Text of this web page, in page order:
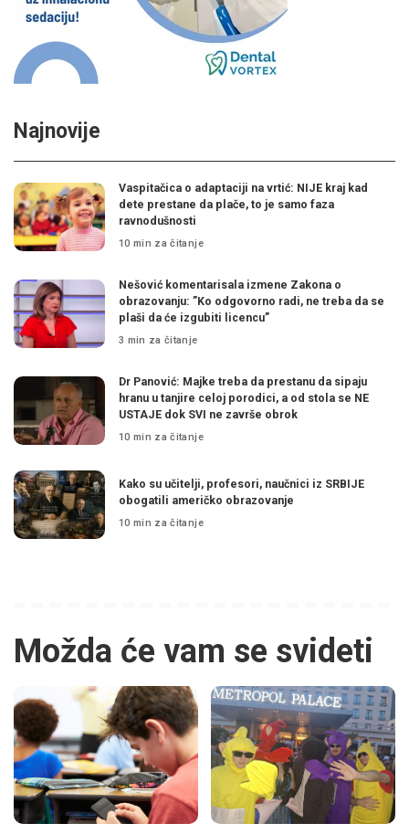
Najnovije
Vaspitačica o adaptaciji na vrtić: NIJE kraj kad
dete prestane da plače, to je samo faza
ravnodušnosti
10 min za čitanje
Nešović komentarisala izmene Zakona o
obrazovanju: ”Ko odgovorno radi, ne treba da se
plaši da će izgubiti licencu”
3 min za čitanje
Dr Panović: Majke treba da prestanu da sipaju
hranu u tanjire celoj porodici, a od stola se NE
USTAJE dok SVI ne završe obrok
10 min za čitanje
Kako su učitelji, profesori, naučnici iz SRBIJE
obogatili američko obrazovanje
10 min za čitanje
Možda će vam se svideti